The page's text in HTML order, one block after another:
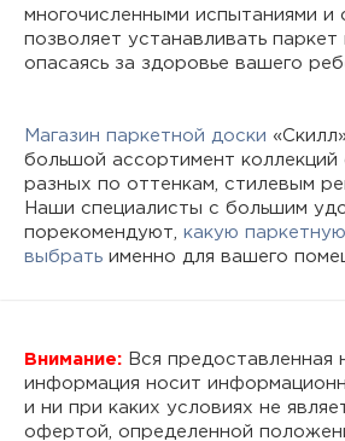
многочисленными испытаниями и
позволяет устанавливать паркет
опасаясь за здоровье вашего
Магазин паркетной доски
большой ассортимент коллекций
разных по оттенкам, стилевым
Наши специалисты с большим
порекомендуют, какую
выбрать именно для вашего
Внимание: Вся предоставленная
информация носит
и ни при каких условиях не
офертой, определенной